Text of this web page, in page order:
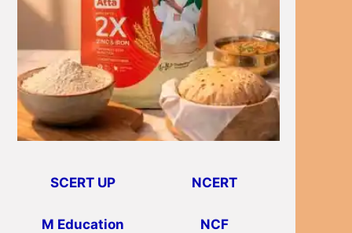
SCERT UP
M Education
NCERT
NCF